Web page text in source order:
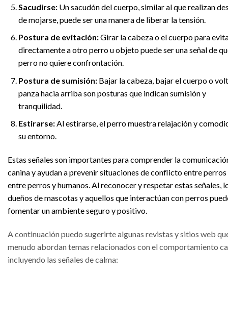
Sacudirse:Un sacudón del cuerpo, similar al que realizan
de mojarse, puede ser una manera de liberar la tensión.
Postura de evitación:Girar la cabeza o el cuerpo para
directamente a otro perro u objeto puede ser una señal de
perro no quiere confrontación.
Postura de sumisión:Bajar la cabeza, bajar el cuerpo o
panza hacia arriba son posturas que indican sumisión y
tranquilidad.
Estirarse:Al estirarse, el perro muestra relajación y
su entorno.
Estas señales son importantes para comprender la
canina y ayudan a prevenir situaciones de conflicto entre perros
entre perros y humanos. Al reconocer y respetar estas señales,
dueños de mascotas y aquellos que interactúan con perros
fomentar un ambiente seguro y positivo.
A continuación puedo sugerirte algunas revistas y sitios web
menudo abordan temas relacionados con el comportamiento
incluyendo las señales de calma: